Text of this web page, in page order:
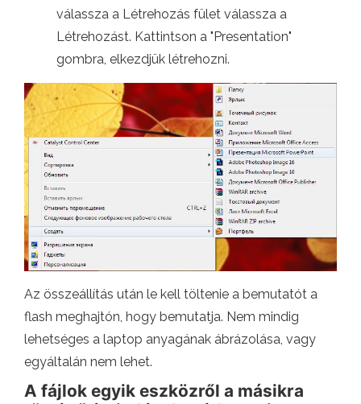
válassza a Létrehozás fület válassza a
Létrehozást. Kattintson a "Presentation"
gombra, elkezdjük létrehozni.
Az összeállítás után le kell töltenie a bemutatót a
flash meghajtón, hogy bemutatja. Nem mindig
lehetséges a laptop anyagának ábrázolása, vagy
egyáltalán nem lehet.
A fájlok egyik eszközről a másikra